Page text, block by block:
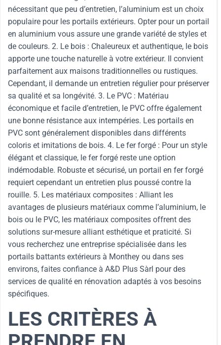
nécessitant que peu d’entretien, l’aluminium est un choix
populaire pour les portails extérieurs. Opter pour un portail
en aluminium vous assure une grande variété de styles et
de couleurs. 2. Le bois : Chaleureux et authentique, le bois
apporte une touche naturelle à votre extérieur. Il convient
parfaitement aux maisons traditionnelles ou rustiques.
Cependant, il demande un entretien régulier pour préserver
sa qualité et sa longévité. 3. Le PVC : Matériau
économique et facile d’entretien, le PVC offre également
une bonne résistance aux intempéries. Les portails en
PVC sont généralement disponibles dans différents
coloris et imitations de bois. 4. Le fer forgé : Pour un style
élégant et classique, le fer forgé reste une option
indémodable. Robuste et sécurisé, un portail en fer forgé
requiert cependant un entretien plus poussé contre la
rouille. 5. Les matériaux composites : Alliant les
avantages de plusieurs matériaux comme l’aluminium, le
bois ou le PVC, les matériaux composites offrent des
solutions sur-mesure alliant esthétique et praticité. Si
vous recherchez une entreprise spécialisée dans les
portails battants extérieurs à Monthey ou dans ses
environs, faites confiance à A&D Plus Sàrl pour des
services de qualité en rénovation adaptés à vos besoins
spécifiques.
LES CRITÈRES À